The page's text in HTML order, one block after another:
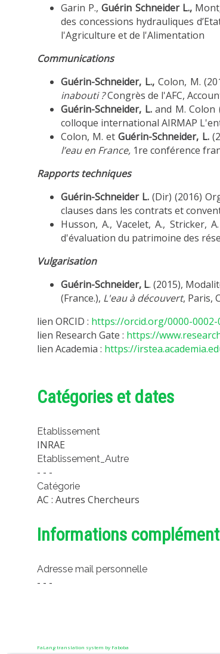
Garin P.,Guérin Schneider L.,
des concessions hydrauliques
l'Agriculture et de l'Alimentation
Communications
Guérin-Schneider, L.,Colon, M.
inabouti ?Congrès de l'AFC,
Guérin-Schneider, L.and M.
colloque international AIRMAP
Colon, M. etGuérin-Schneider, L.
l’eau en France, 1re conférence
Rapports techniques
Guérin-Schneider L. (Dir) (2016)
clauses dans les contrats et
Husson, A., Vacelet, A., Stricker,
d'évaluation du patrimoine des
Vulgarisation
Guérin-Schneider, L. (2015),
(France.), L'eau à découvert, Paris,
lien ORCID : https://orcid.org/0000-0002-
lien Research Gate : https://
lien Academia : https://
Catégories et dates
Etablissement
INRAE
Etablissement_Autre
- - -
Catégorie
AC : Autres Chercheurs
Informations
Adresse mail personnelle
- - -
FaLang translation system by Faboba